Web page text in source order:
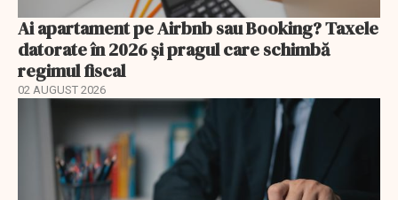
Ai apartament pe Airbnb sau Booking? Taxele
datorate în 2026 și pragul care schimbă
regimul fiscal
02 AUGUST 2026